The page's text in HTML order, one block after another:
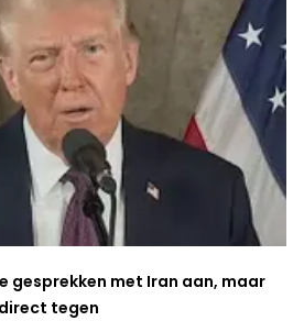
gesprekken met Iran aan, maar
tegen